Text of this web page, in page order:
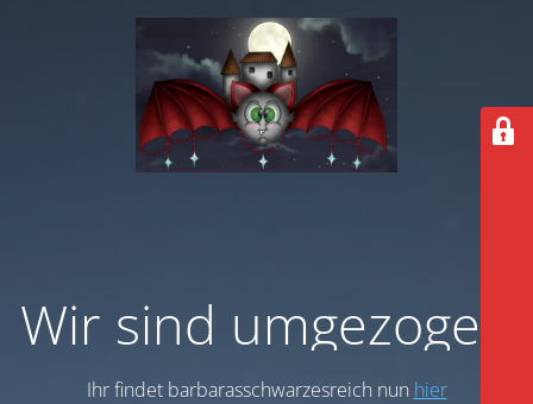
Wir sind umgezogen
Ihr findet barbarasschwarzesreich nun hier